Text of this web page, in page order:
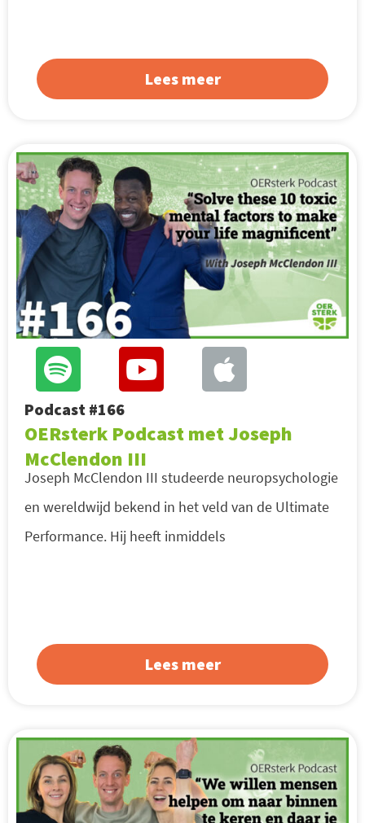
Lees meer
Podcast #166
OERsterk Podcast met Joseph
McClendon III
Joseph McClendon III studeerde neuropsychologie
en wereldwijd bekend in het veld van de Ultimate
Performance. Hij heeft inmiddels
Lees meer